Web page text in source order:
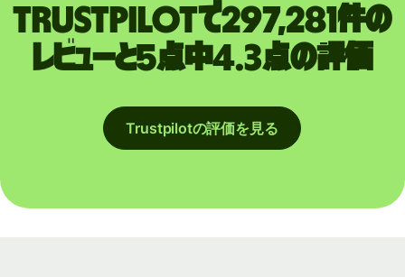
Trustpilotで297,281件の
レビューと5点中4.3点の評価
Trustpilotの評価を見る